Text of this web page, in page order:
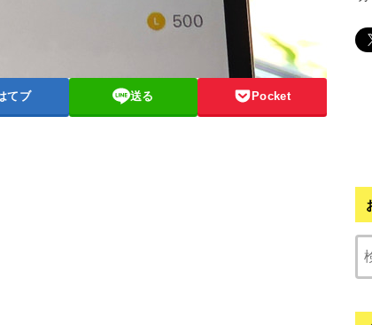
てブ 送る Pocket